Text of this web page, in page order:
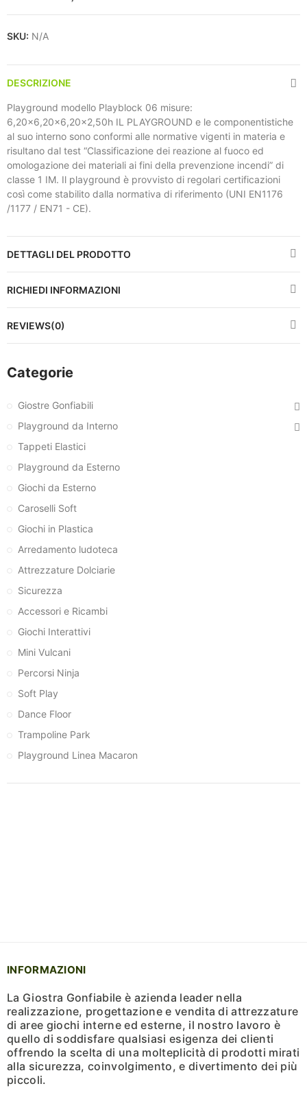
SKU: N/A
DESCRIZIONE
Playground modello Playblock 06 misure:
6,20x6,20x6,20x2,50h IL PLAYGROUND e le componentistiche
al suo interno sono conformi alle normative vigenti in materia e
risultano dal test “Classificazione dei reazione al fuoco ed
omologazione dei materiali ai fini della prevenzione incendi” di
classe 1 IM. Il playground è provvisto di regolari certificazioni
così come stabilito dalla normativa di riferimento (UNI EN1176
/1177 / EN71 - CE).
DETTAGLI DEL PRODOTTO
RICHIEDI INFORMAZIONI
REVIEWS(0)
Categorie
Giostre Gonfiabili
Playground da Interno
Tappeti Elastici
Playground da Esterno
Giochi da Esterno
Caroselli Soft
Giochi in Plastica
Arredamento ludoteca
Attrezzature Dolciarie
Sicurezza
Accessori e Ricambi
Giochi Interattivi
Mini Vulcani
Percorsi Ninja
Soft Play
Dance Floor
Trampoline Park
Playground Linea Macaron
INFORMAZIONI
La Giostra Gonfiabile è azienda leader nella
realizzazione, progettazione e vendita di attrezzature
di aree giochi interne ed esterne, il nostro lavoro è
quello di soddisfare qualsiasi esigenza dei clienti
offrendo la scelta di una molteplicità di prodotti mirati
alla sicurezza, coinvolgimento, e divertimento dei più
piccoli.